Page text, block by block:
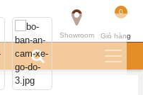
0
Giỏ hàng
Showroom